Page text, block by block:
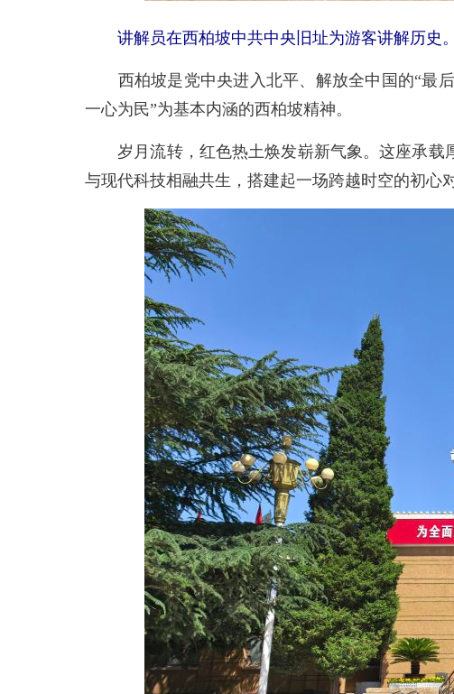
讲解员在西柏坡中共中央旧址为游客讲解历史。
西柏坡是党中央进入北平、解放全中国的“最后
一心为民”为基本内涵的西柏坡精神。
岁月流转，红色热土焕发崭新气象。这座承载
与现代科技相融共生，搭建起一场跨越时空的初心对